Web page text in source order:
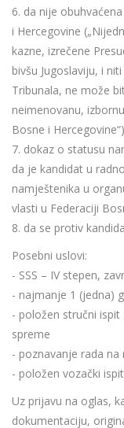
6. da nije
i Hercegovine
kazne, izrečene
bivšu Jugoslaviju, i
Tribunala, ne može
neimenovanu,
Bosne i
7. dokaz o statusu
da je kandidat u
namještenika u
vlasti u Federaciji
8. da se protiv
Posebni uslovi:
- SSS – IV stepen,
- najmanje 1 (jedna)
- položen stručni
spreme
- poznavanje rada na
- položen vozački
Uz prijavu na oglas,
dokumentaciju,